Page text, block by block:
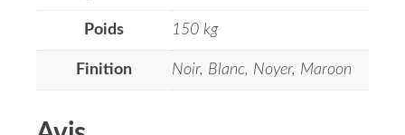
Poids 150 kg
Finition Noir, Blanc, Noyer, Maroon